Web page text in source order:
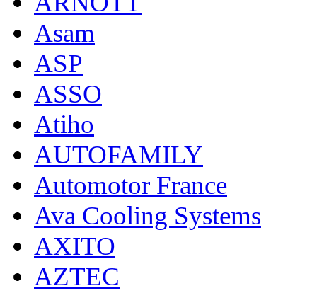
Asam
ASP
ASSO
Atiho
AUTOFAMILY
Automotor France
Ava Cooling Systems
AXITO
AZTEC